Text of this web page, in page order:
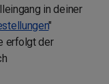
in deiner
"
erfolgt der